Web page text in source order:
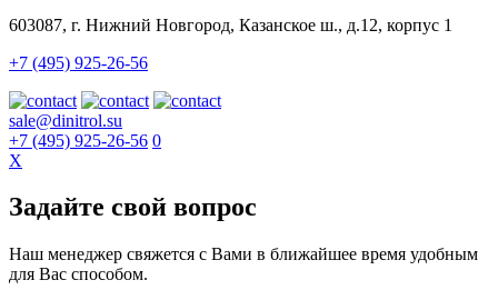
603087, г. Нижний Новгород, Казанское ш., д.12, корпус 1
+7 (495) 925-26-56
sale@dinitrol.su
+7 (495) 925-26-56 0
X
Задайте свой вопрос
Наш менеджер свяжется с Вами в ближайшее время удобным
для Вас способом.